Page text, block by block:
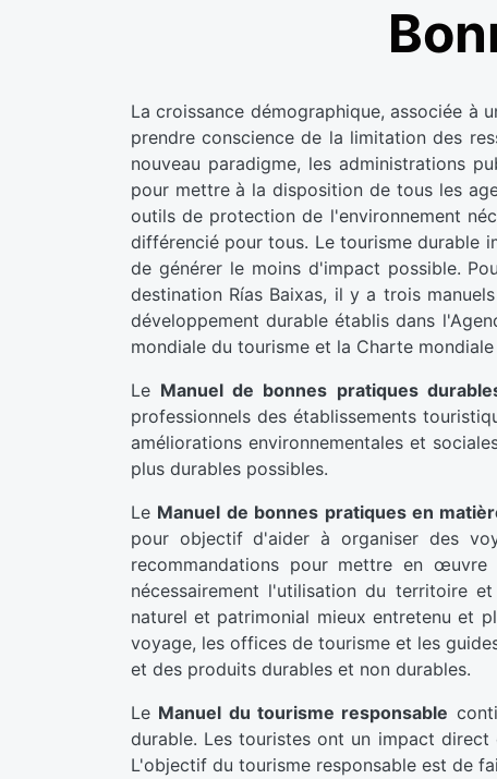
La croissance démographique, associée à
prendre conscience de la limitation des
nouveau paradigme, les administrations
pour mettre à la disposition de tous les
outils de protection de l'environnement
différencié pour tous. Le tourisme durable
de générer le moins d'impact possible.
destination Rías Baixas, il y a trois
développement durable établis dans
mondiale du tourisme et la Charte
Le Manuel de bonnes pratiques
professionnels des établissements
améliorations environnementales et
plus durables possibles.
Le Manuel de bonnes pratiques en
pour objectif d'aider à organiser des
recommandations pour mettre en
nécessairement l'utilisation du territoire
naturel et patrimonial mieux entretenu et
voyage, les offices de tourisme et les
et des produits durables et non durables.
Le Manuel du tourisme responsable
durable. Les touristes ont un impact
L'objectif du tourisme responsable est de